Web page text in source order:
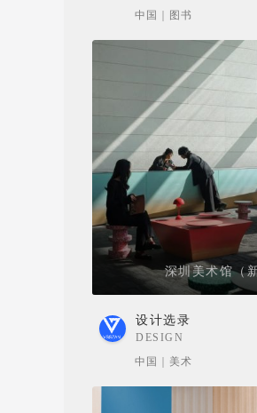
中国 | 图书
深圳美术馆（
设计选录
DESIGN
中国 | 美术